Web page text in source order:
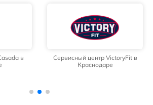
в
Сервисный центр VictoryFit в
Краснодаре